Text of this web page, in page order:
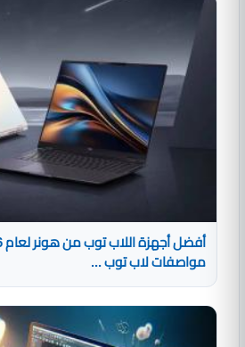
مواصفات لاب توب ...